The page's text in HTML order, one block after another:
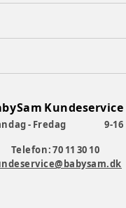
Kundeservice
- Fredag
9-16
Telefon: 70 11 30 10